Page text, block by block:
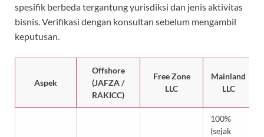
spesifik berbeda tergantung yurisdiksi dan jenis aktivitas
bisnis. Verifikasi dengan konsultan sebelum mengambil
keputusan.
Aspek
Offshore
(JAFZA /
RAKICC)
Free Zone
LLC
Mainland
LLC
100%
(sejak